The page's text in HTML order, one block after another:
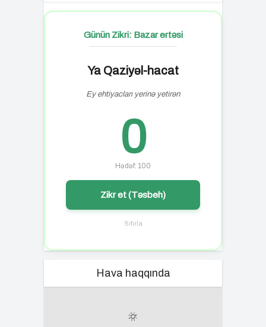
Günün Zikri: Bazar ertəsi
Ya Qaziyəl-hacat
Ey ehtiyacları yerinə yetirən
0
Hədəf: 100
Zikr et (Təsbeh)
Sıfırla
Hava haqqında